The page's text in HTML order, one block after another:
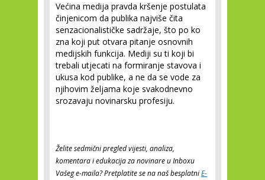
Većina medija pravda kršenje postulata
činjenicom da publika najviše čita
senzacionalističke sadržaje, što po ko
zna koji put otvara pitanje osnovnih
medijskih funkcija. Mediji su ti koji bi
trebali utjecati na formiranje stavova i
ukusa kod publike, a ne da se vode za
njihovim željama koje svakodnevno
srozavaju novinarsku profesiju.
Želite sedmični pregled vijesti, analiza,
komentara i edukacija za novinare u Inboxu
Vašeg e-maila? Pretplatite se na naš besplatniE-